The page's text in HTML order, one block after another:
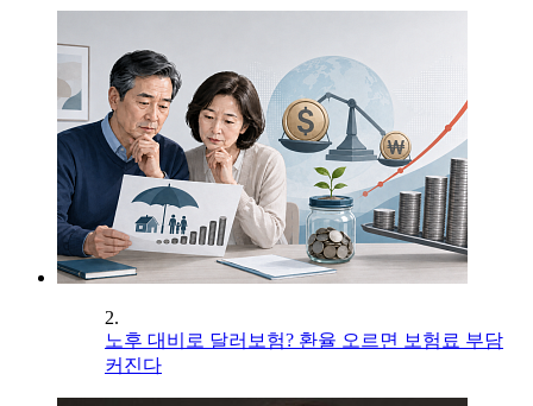
2.
노후 대비로 달러보험? 환율 오르면 보험료 부담
커진다